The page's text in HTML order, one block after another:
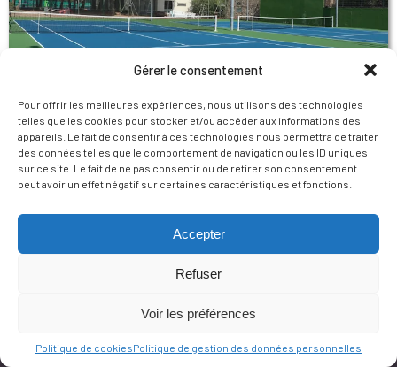
Gérer le consentement
Pour offrir les meilleures expériences, nous utilisons des technologies
telles que les cookies pour stocker et/ou accéder aux informations des
appareils. Le fait de consentir à ces technologies nous permettra de traiter
des données telles que le comportement de navigation ou les ID uniques
sur ce site. Le fait de ne pas consentir ou de retirer son consentement
peut avoir un effet négatif sur certaines caractéristiques et fonctions.
Accepter
Refuser
Voir les préférences
Politique de cookiesPolitique de gestion des données personnelles